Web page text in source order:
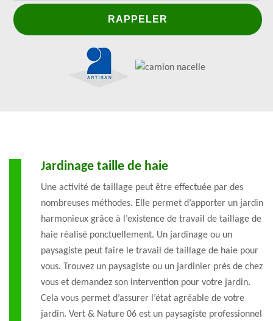
Jardinage taille de haie
Une activité de taillage peut être effectuée par des
nombreuses méthodes. Elle permet d’apporter un jardin
harmonieux grâce à l’existence de travail de taillage de
haie réalisé ponctuellement. Un jardinage ou un
paysagiste peut faire le travail de taillage de haie pour
vous. Trouvez un paysagiste ou un jardinier près de chez
vous et demandez son intervention pour votre jardin.
Cela vous permet d’assurer l’état agréable de votre
jardin. Vert & Nature 06 est un paysagiste professionnel